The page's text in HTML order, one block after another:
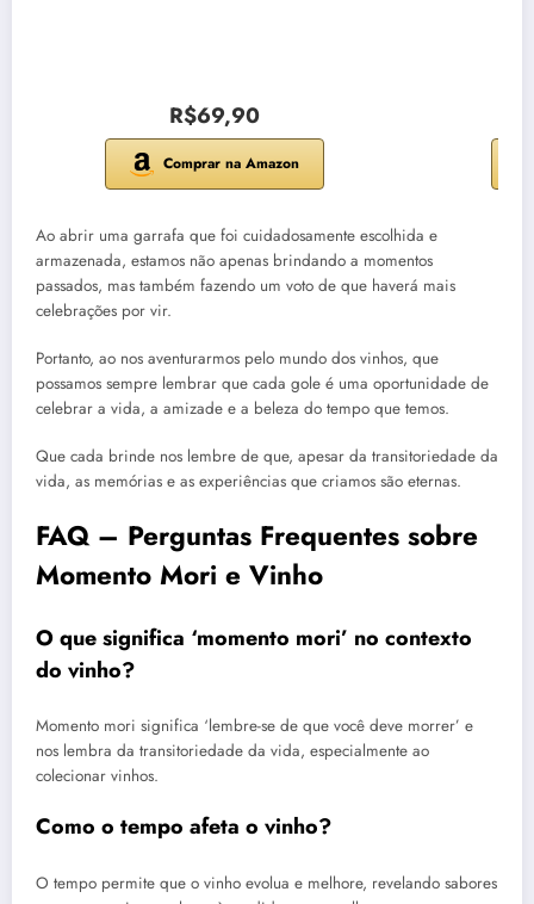
R$69,90
Comprar na Amazon
Ao abrir uma garrafa que foi cuidadosamente escolhida e
armazenada, estamos não apenas brindando a momentos
passados, mas também fazendo um voto de que haverá mais
celebrações por vir.
Portanto, ao nos aventurarmos pelo mundo dos vinhos, que
possamos sempre lembrar que cada gole é uma oportunidade de
celebrar a vida, a amizade e a beleza do tempo que temos.
Que cada brinde nos lembre de que, apesar da transitoriedade da
vida, as memórias e as experiências que criamos são eternas.
FAQ – Perguntas Frequentes sobre
Momento Mori e Vinho
O que significa ‘momento mori’ no contexto
do vinho?
Momento mori significa ‘lembre-se de que você deve morrer’ e
nos lembra da transitoriedade da vida, especialmente ao
colecionar vinhos.
Como o tempo afeta o vinho?
O tempo permite que o vinho evolua e melhore, revelando sabores